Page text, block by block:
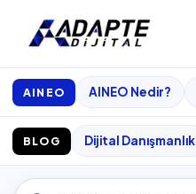
AINEO AINEO Nedir?
BLOG Dijital Danışmanlık